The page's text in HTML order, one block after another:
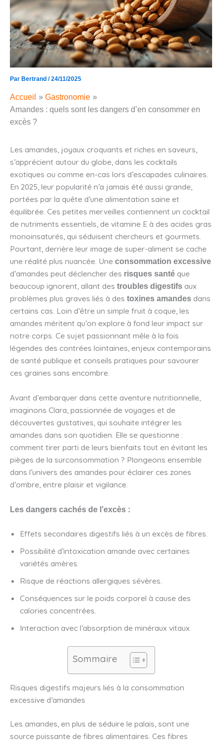
Par Bertrand /24/11/2025
Accueil
Gastronomie
Amandes : quels sont les dangers d’en consommer en
excès ?
Les amandes, joyaux croquants et riches en saveurs,
s’apprécient autour du globe, dans les cocktails
exotiques ou comme en-cas lors d’escapades culinaires.
En 2025, leur popularité n’a jamais été aussi grande,
portées par la quête d’une alimentation saine et
équilibrée. Ces petites merveilles contiennent un cocktail
de nutriments essentiels, de vitamine E à des acides gras
monoinsaturés, qui séduisent chercheurs et gourmets.
Pourtant, derrière leur image de super-aliment se cache
une réalité plus nuancée. Une consommation excessive
d’amandes peut déclencher des risques santé que
beaucoup ignorent, allant des troubles digestifs aux
problèmes plus graves liés à des toxines amandes dans
certains cas. Loin d’être un simple fruit à coque, les
amandes méritent qu’on explore à fond leur impact sur
notre corps. Ce sujet passionnant mêle à la fois
légendes des contrées lointaines, enjeux contemporains
de santé publique et conseils pratiques pour savourer
ces graines sans encombre.
Avant d’embarquer dans cette aventure nutritionnelle,
imaginons Clara, passionnée de voyages et de
découvertes gustatives, qui souhaite intégrer les
amandes dans son quotidien. Elle se questionne :
comment tirer parti de leurs bienfaits tout en évitant les
pièges de la surconsommation ? Plongeons ensemble
dans l’univers des amandes pour éclairer ces zones
d’ombre, entre plaisir et vigilance.
Les dangers cachés de l’excès :
Effets secondaires digestifs liés à un excès de fibres.
Possibilité d’intoxication amande avec certaines
variétés amères.
Risque de réactions allergiques sévères.
Conséquences sur le poids corporel à cause des
calories concentrées.
Interaction avec l’absorption de minéraux vitaux.
Sommaire
Risques digestifs majeurs liés à la consommation
excessive d’amandes
Les amandes, en plus de séduire le palais, sont une
source puissante de fibres alimentaires. Ces fibres